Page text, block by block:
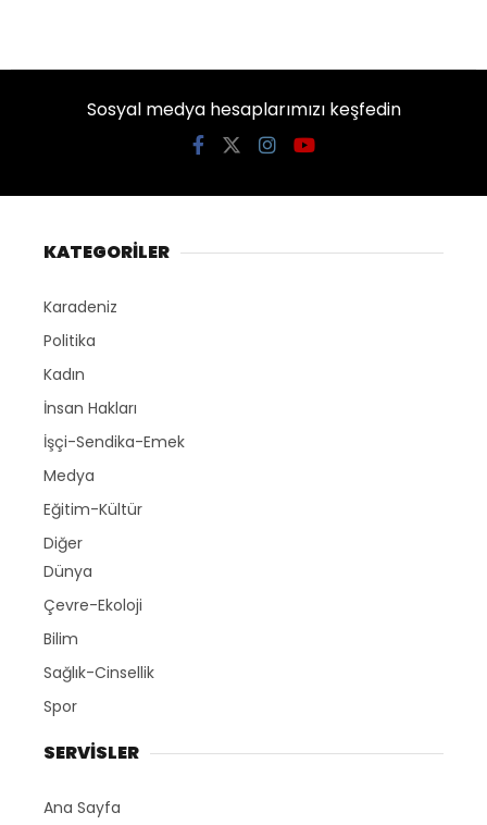
Sosyal medya hesaplarımızı keşfedin
KATEGORİLER
Karadeniz
Politika
Kadın
İnsan Hakları
İşçi-Sendika-Emek
Medya
Eğitim-Kültür
Diğer
Dünya
Çevre-Ekoloji
Bilim
Sağlık-Cinsellik
Spor
SERVİSLER
Ana Sayfa